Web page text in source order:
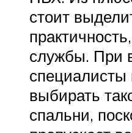
стоит
службы. При
специалисты
выбирать
спальни,